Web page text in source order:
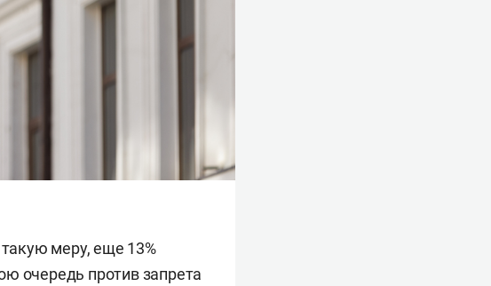
меру, еще 13%
очередь против запрета